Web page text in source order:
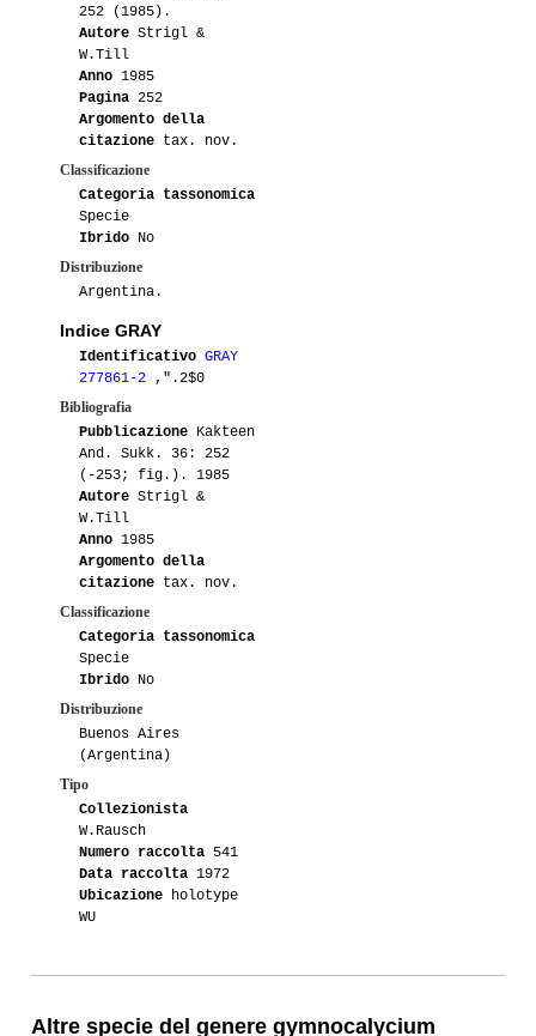
252 (1985).
Autore Strigl &
W.Till
Anno 1985
Pagina 252
Argomento della
citazione tax. nov.
Classificazione
Categoria tassonomica
Specie
Ibrido No
Distribuzione
Argentina.
Indice GRAY
Identificativo GRAY
277861-2 ,".2$0
Bibliografia
Pubblicazione Kakteen
And. Sukk. 36: 252
(-253; fig.). 1985
Autore Strigl &
W.Till
Anno 1985
Argomento della
citazione tax. nov.
Classificazione
Categoria tassonomica
Specie
Ibrido No
Distribuzione
Buenos Aires
(Argentina)
Tipo
Collezionista
W.Rausch
Numero raccolta 541
Data raccolta 1972
Ubicazione holotype
WU
Altre specie del genere gymnocalycium